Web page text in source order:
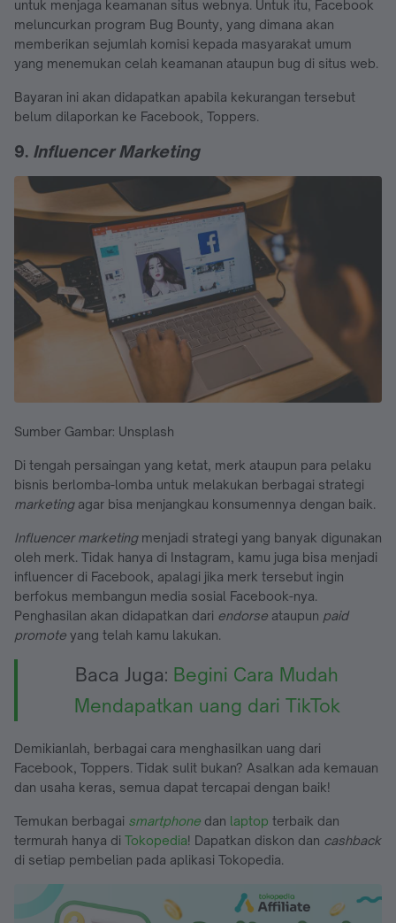
untuk menjaga keamanan situs webnya. Untuk itu, Facebook
meluncurkan program Bug Bounty, yang dimana akan
memberikan sejumlah komisi kepada masyarakat umum
yang menemukan celah keamanan ataupun bug di situs web.
Bayaran ini akan didapatkan apabila kekurangan tersebut
belum dilaporkan ke Facebook, Toppers.
9. Influencer Marketing
Sumber Gambar: Unsplash
Di tengah persaingan yang ketat, merk ataupun para pelaku
bisnis berlomba-lomba untuk melakukan berbagai strategi
marketingagar bisa menjangkau konsumennya dengan baik.
Influencer marketingmenjadi strategi yang banyak digunakan
oleh merk. Tidak hanya di Instagram, kamu juga bisa menjadi
influencer di Facebook, apalagi jika merk tersebut ingin
berfokus membangun media sosial Facebook-nya.
Penghasilan akan didapatkan dari endorse ataupun paid
promote yang telah kamu lakukan.
Baca Juga: Begini Cara Mudah
Mendapatkan uang dari TikTok
Demikianlah, berbagai cara menghasilkan uang dari
Facebook, Toppers. Tidak sulit bukan? Asalkan ada kemauan
dan usaha keras, semua dapat tercapai dengan baik!
Temukan berbagai smartphone dan laptop terbaik dan
termurah hanya di Tokopedia! Dapatkan diskon dan cashback
di setiap pembelian pada aplikasi Tokopedia.